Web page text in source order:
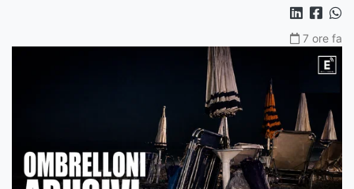
7 ore fa